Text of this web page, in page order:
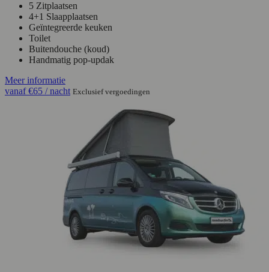
5 Zitplaatsen
4+1 Slaapplaatsen
Geïntegreerde keuken
Toilet
Buitendouche (koud)
Handmatig pop-updak
Meer informatie
vanaf€65 / nacht Exclusief vergoedingen